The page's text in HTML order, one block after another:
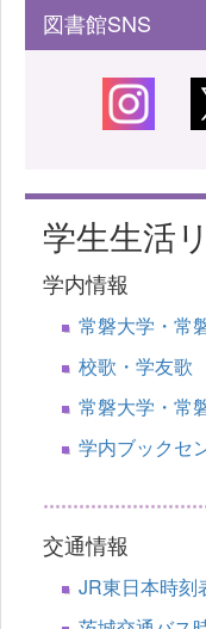
図書館SNS
学生生活
学内情報
常磐大学・常
校歌・学友歌
常磐大学・常
学内ブックセ
交通情報
JR東日本時刻